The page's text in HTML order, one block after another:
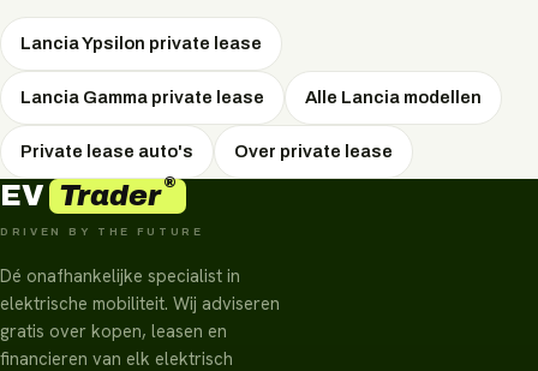
met wisselstroom.
Lancia Ypsilon private lease
Lancia Gamma private lease Alle Lancia modellen
Private lease auto's Over private lease
EV Trader®
DRIVEN BY THE FUTURE
Dé onafhankelijke specialist in
elektrische mobiliteit. Wij adviseren
gratis over kopen, leasen en
financieren van elk elektrisch